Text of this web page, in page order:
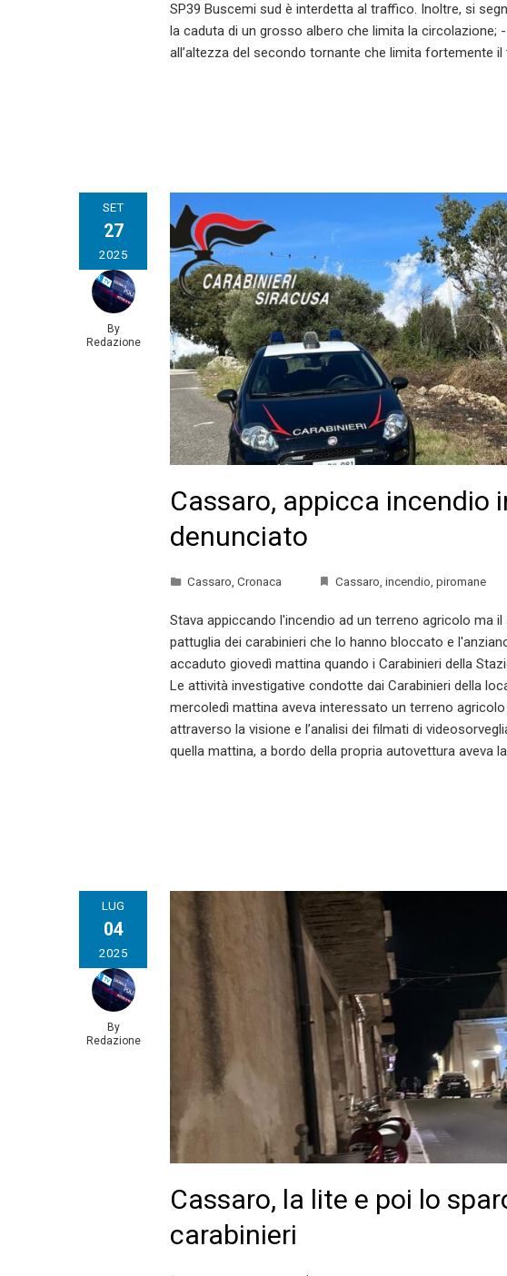
SP39 Buscemi sud è interdetta al traffico. Inoltre, si
la caduta di un grosso albero che limita la circolazione;
all’altezza del secondo tornante che limita fortemente il
SET
27
2025
By
Redazione
Cassaro, appicca incendio
denunciato
Cassaro Cronaca Cassaro incendio piromane
Stava appiccando l'incendio ad un terreno agricolo ma
pattuglia dei carabinieri che lo hanno bloccato e
accaduto giovedì mattina quando i Carabinieri della
Le attività investigative condotte dai Carabinieri della
mercoledì mattina aveva interessato un terreno
attraverso la visione e l’analisi dei filmati di
quella mattina, a bordo della propria autovettura aveva
LUG
04
2025
By
Redazione
Cassaro, la lite e poi lo
carabinieri